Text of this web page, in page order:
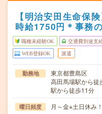
【明治安田生命保
時給1750円＊事務
職種未経験OK 交通費別途支
WEB登録OK 派遣
勤務地
東京都豊島区
高田馬場駅から徒
駅から徒歩11分
曜日頻度 月～金※土日休み！